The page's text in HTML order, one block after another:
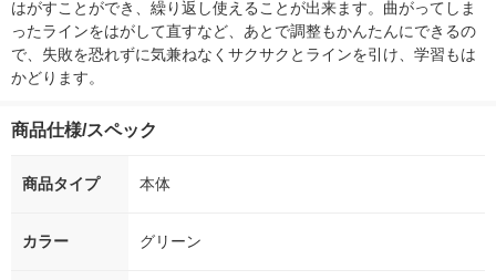
はがすことができ、繰り返し使えることが出来ます。曲がってしま
ったラインをはがして直すなど、あとで調整もかんたんにできるの
で、失敗を恐れずに気兼ねなくサクサクとラインを引け、学習もは
かどります。
商品仕様/スペック
商品タイプ 本体
カラー グリーン